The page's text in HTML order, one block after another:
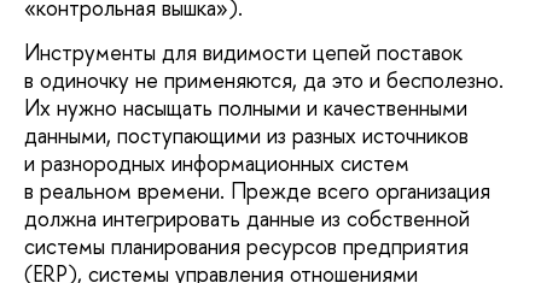
«контрольная вышка»).
Инструменты для видимости цепей поставок
в одиночку не применяются, да это и бесполезно.
Их нужно насыщать полными и качественными
данными, поступающими из разных источников
и разнородных информационных систем
в реальном времени. Прежде всего организация
должна интегрировать данные из собственной
системы планирования ресурсов предприятия
(ERP), системы управления отношениями